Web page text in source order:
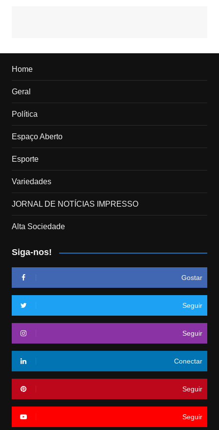
Home
Geral
Política
Espaço Aberto
Esporte
Variedades
JORNAL DE NOTÍCIAS IMPRESSO
Alta Sociedade
Siga-nos!
Gostar
Seguir
Seguir
Conectar
Seguir
Seguir